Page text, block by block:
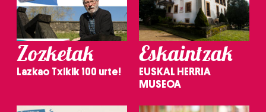
Zozketak
Lazkao Txikik 100 urte!
Eskaintzak
EUSKAL HERRIA
MUSEOA